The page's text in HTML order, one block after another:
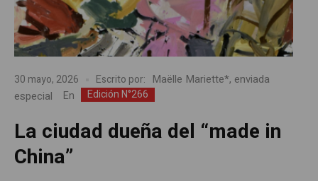
30 mayo, 2026 Escrito por: Maëlle Mariette*, enviada
especial
En Edición N°266
La ciudad dueña del “made in
China”